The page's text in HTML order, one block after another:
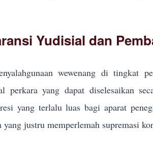
Yudisial dan
wewenang di tingkat
perkara yang dapat diselesaikan
yang terlalu luas bagi aparat
justru memperlemah supremasi